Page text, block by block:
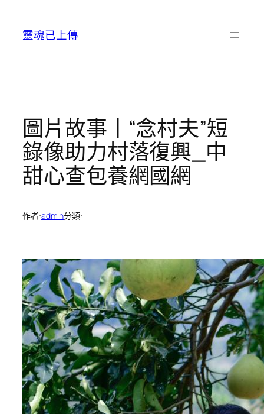
靈魂已上傳
圖片故事丨“念村夫”短
錄像助力村落復興_中
甜心查包養網國網
作者:admin分類: